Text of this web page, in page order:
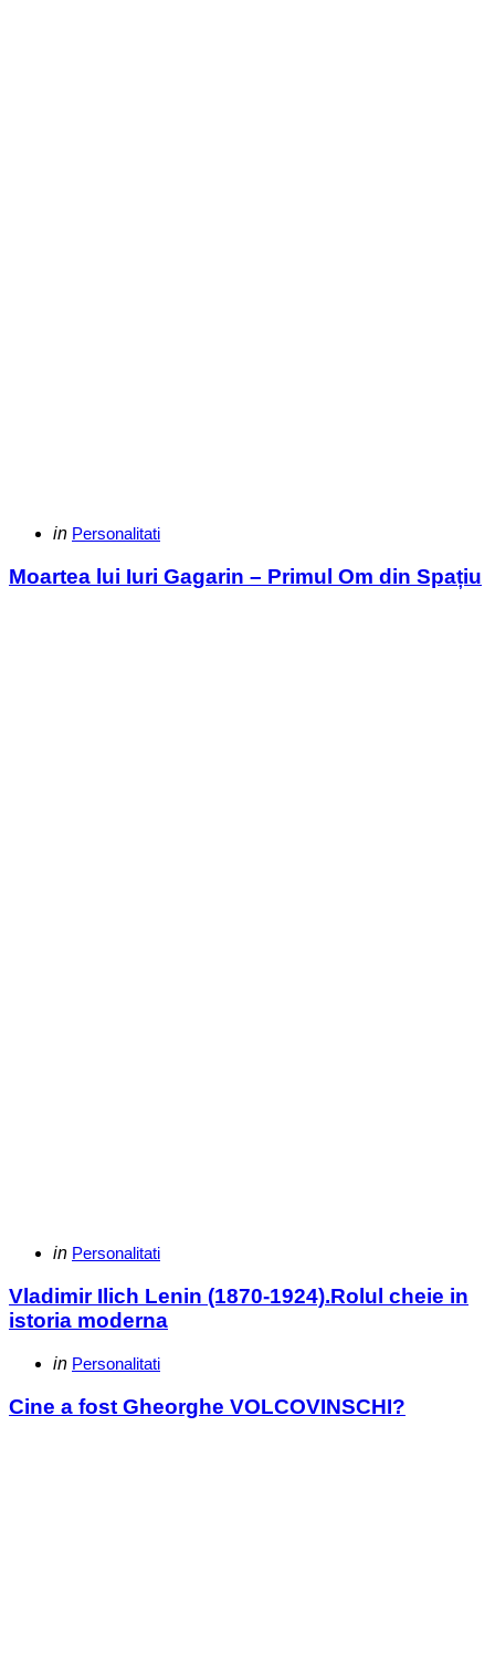
Categories
Posted
in Personalitati
Moartea lui Iuri Gagarin – Primul Om din Spațiu
Categories
Posted
in Personalitati
Vladimir Ilich Lenin (1870-1924).Rolul cheie in
istoria moderna
Categories
Posted
in Personalitati
Cine a fost Gheorghe VOLCOVINSCHI?